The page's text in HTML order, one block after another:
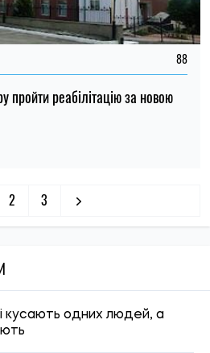
88
пройти реабілітацію за новою
2 3
кусають одних людей, а